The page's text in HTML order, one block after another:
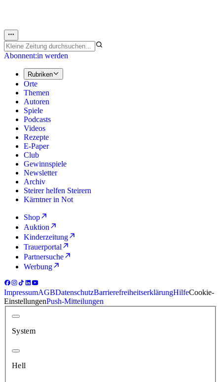
Abonnent:in werden
Rubriken
Orte
Themen
Autoren
Spiele
Podcasts
Videos
Rezepte
E-Paper
Club
Gewinnspiele
Newsletter
Archiv
Steirer helfen Steirern
Kärntner in Not
Shop
Auktion
Kinderzeitung
Trauerportal
Partnersuche
Werbung
ImpressumAGBDatenschutzBarrierefreiheitserklärungHilfeCookie-
EinstellungenPush-Mitteilungen
System
Hell